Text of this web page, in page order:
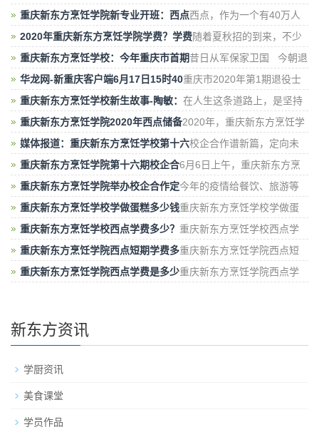
生开始选择学校，今年，政府工作报告时表示，今
重庆新东方烹饪学院新专业开班：西点西点，作为一个有40万人
才缺口的行业，现目前的招聘需求，在人才市场上
2020年重庆新东方烹饪学院学费？学费随着夏秋招的到来，不少
选择专业的学生和家长，开始咨询重庆新东方的
重庆新东方烹饪学校：今年重庆市首期昔日从军保家卫国 今朝退
役技能报国
华龙网-新重庆客户端6月17日15时40重庆市2020年第1期退役士
兵职业技能培训班（中式烹调师）在重庆新东
重庆新东方烹饪学校新生故事-陶敏： 在人生这条道路上，是坚持
做自己不喜欢的事，还是去追求自己的梦想？陶
重庆新东方烹饪学院2020年西点储备2020年，重庆新东方烹饪学
院发布了西点储备店长班，这一专业的开始，得
媒体报道：重庆新东方烹饪学校第十六校企合作谱新篇，定向未
来育英才。今天上午，重庆新东方烹饪学院第十
重庆新东方烹饪学院第十六期校企合6月6日上午，重庆新东方烹
饪学院第十六期校企合作定向班授牌暨人才
重庆新东方烹饪学院举办校企合作定今年的疫情给餐饮、旅游等
行业造成不小的影响，目前随着疫情防控取
重庆新东方烹饪学校学做蛋糕多少钱重庆新东方烹饪学校学做蛋
糕多少钱？在新东方学做蛋糕的专业有许多
重庆新东方烹饪学校西点学费多少？ 重庆新东方烹饪学校西点学
费多少？新东方烹饪学校费用不是很贵，这个
重庆新东方烹饪学院西点短期学费多重庆新东方烹饪学院西点短
期学费多少？新东方烹饪学院的西点短期培
重庆新东方烹饪学院西点学费是多少重庆新东方烹饪学院西点学
新东方资讯
学厨资讯
美食课堂
学员作品